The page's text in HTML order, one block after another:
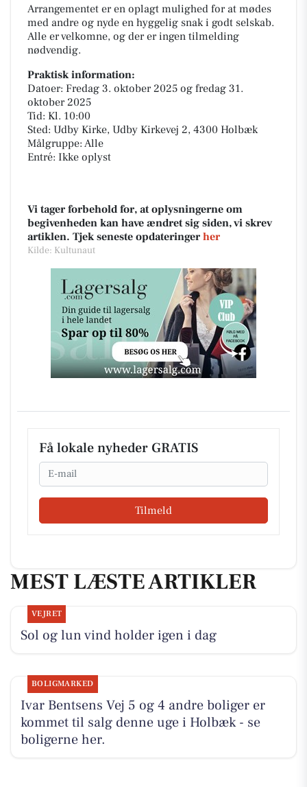
Arrangementet er en oplagt mulighed for at mødes
med andre og nyde en hyggelig snak i godt selskab.
Alle er velkomne, og der er ingen tilmelding
nødvendig.
Praktisk information:
Datoer: Fredag 3. oktober 2025 og fredag 31.
oktober 2025
Tid: Kl. 10:00
Sted: Udby Kirke, Udby Kirkevej 2, 4300 Holbæk
Målgruppe: Alle
Entré: Ikke oplyst
Vi tager forbehold for, at oplysningerne om
begivenheden kan have ændret sig siden, vi skrev
artiklen. Tjek seneste opdateringer her
Kilde: Kultunaut
Få lokale nyheder GRATIS
Email
Tilmeld
MEST LÆSTE ARTIKLER
VEJRET
Sol og lun vind holder igen i dag
BOLIGMARKED
Ivar Bentsens Vej 5 og 4 andre boliger er
kommet til salg denne uge i Holbæk - se
boligerne her.